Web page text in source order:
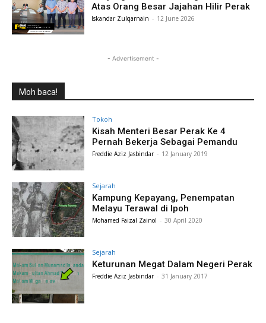
Atas Orang Besar Jajahan Hilir Perak
Iskandar Zulqarnain - 12 June 2026
- Advertisement -
Moh baca!
Tokoh
Kisah Menteri Besar Perak Ke 4
Pernah Bekerja Sebagai Pemandu
Freddie Aziz Jasbindar - 12 January 2019
Sejarah
Kampung Kepayang, Penempatan
Melayu Terawal di Ipoh
Mohamed Faizal Zainol - 30 April 2020
Sejarah
Keturunan Megat Dalam Negeri Perak
Freddie Aziz Jasbindar - 31 January 2017